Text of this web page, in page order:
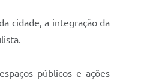
cidade, a integração da
públicos e ações